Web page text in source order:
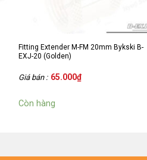
Fitting Extender M-FM 20mm Bykski B-
EXJ-20 (Golden)
Giá bán : 65.000₫
Còn hàng